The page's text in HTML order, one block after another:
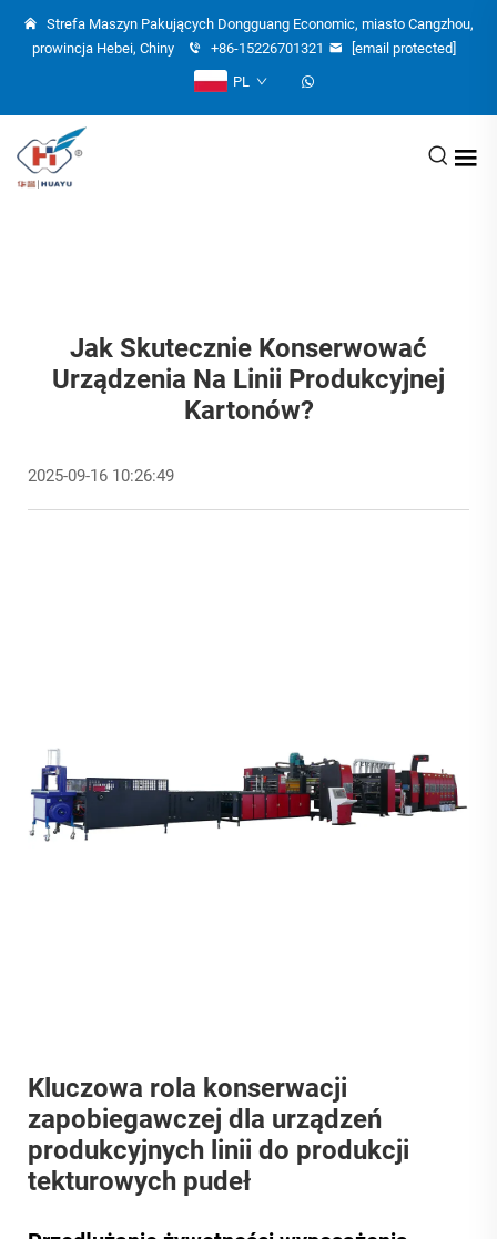
Strefa Maszyn Pakujących Dongguang Economic, miasto Cangzhou,
prowincja Hebei, Chiny
+86-15226701321
[email protected]
PL
Jak Skutecznie Konserwować
Urządzenia Na Linii Produkcyjnej
Kartonów?
2025-09-16 10:26:49
Kluczowa rola konserwacji
zapobiegawczej dla urządzeń
produkcyjnych linii do produkcji
tekturowych pudeł